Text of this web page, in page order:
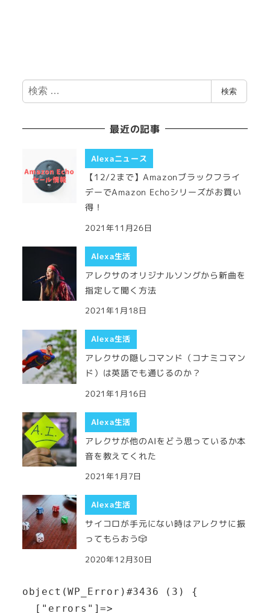
検
索
検索
最近の記事
Alexaニュース
【12/2まで】Amazonブラックフライ
デーでAmazon Echoシリーズがお買い
得！
2021年11月26日
Alexa生活
アレクサのオリジナルソングから新曲を
指定して聞く方法
2021年1月18日
Alexa生活
アレクサの隠しコマンド（コナミコマン
ド）は英語でも通じるのか？
2021年1月16日
Alexa生活
アレクサが他のAIをどう思っているか本
音を教えてくれた
2021年1月7日
Alexa生活
サイコロが手元にない時はアレクサに振
ってもらおう🎲
2020年12月30日
object(WP_Error)#3436 (3) {
  ["errors"]=>